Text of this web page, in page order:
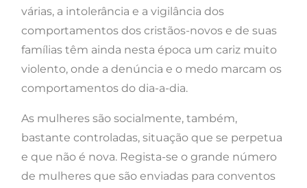
várias, a intolerância e a vigilância dos
comportamentos dos cristãos-novos e de suas
famílias têm ainda nesta época um cariz muito
violento, onde a denúncia e o medo marcam os
comportamentos do dia-a-dia.
As mulheres são socialmente, também,
bastante controladas, situação que se perpetua
e que não é nova. Regista-se o grande número
de mulheres que são enviadas para conventos